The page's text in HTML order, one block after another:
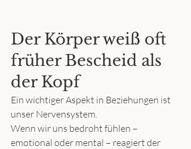
Der Körper weiß oft
früher Bescheid als
der Kopf
Ein wichtiger Aspekt in Beziehungen ist
unser Nervensystem.
Wenn wir uns bedroht fühlen –
emotional oder mental – reagiert der